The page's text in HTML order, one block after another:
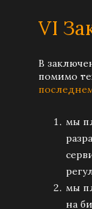
VI
В
помимо
мы
мы
на